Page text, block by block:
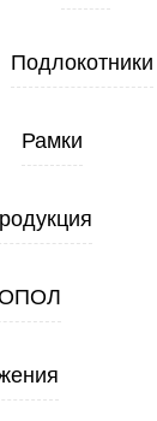
Подлокотники
Рамки